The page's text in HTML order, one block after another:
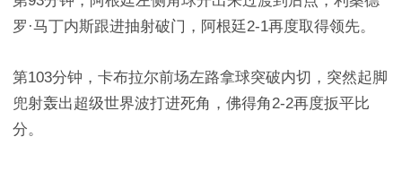
罗·马丁内斯跟进抽射破门，阿根廷2-1再度取得领先。
第103分钟，卡布拉尔前场左路拿球突破内切，突然起脚
兜射轰出超级世界波打进死角，佛得角2-2再度扳平比
分。